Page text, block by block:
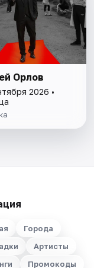
Орлов
2026 •
Города
Артисты
Промокоды